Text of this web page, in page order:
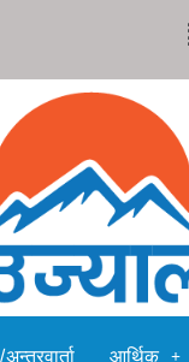
आर्थिक